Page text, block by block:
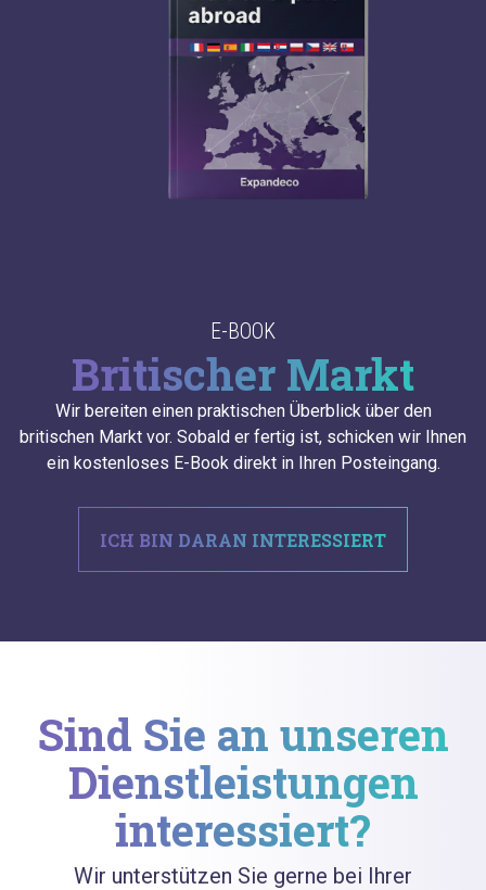
E-BOOK
Britischer Markt
Wir bereiten einen praktischen Überblick über den
britischen Markt vor. Sobald er fertig ist, schicken wir Ihnen
ein kostenloses E-Book direkt in Ihren Posteingang.
ICH BIN DARAN INTERESSIERT
Sind Sie an unseren
Dienstleistungen
interessiert?
Wir unterstützen Sie gerne bei Ihrer